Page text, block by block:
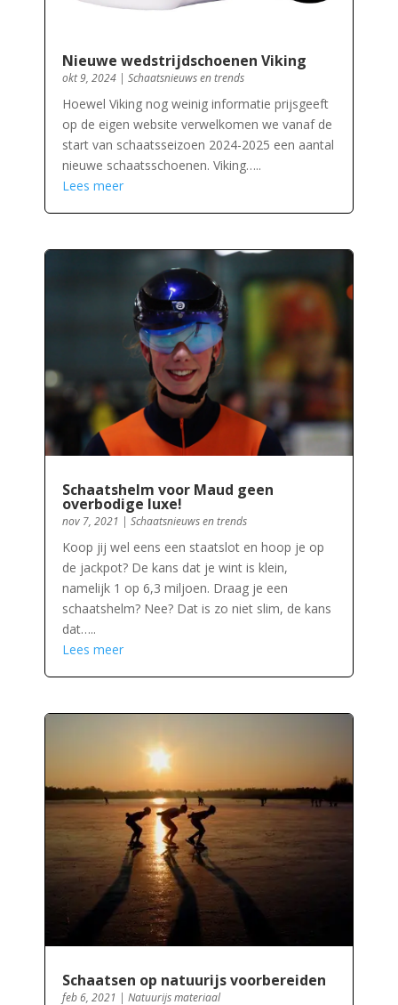
Nieuwe wedstrijdschoenen Viking
okt 9, 2024| Schaatsnieuws en trends
Hoewel Viking nog weinig informatie prijsgeeft
op de eigen website verwelkomen we vanaf de
start van schaatsseizoen 2024-2025 een aantal
nieuwe schaatsschoenen. Viking…..
Lees meer
Schaatshelm voor Maud geen
overbodige luxe!
nov 7, 2021 | Schaatsnieuws en trends
Koop jij wel eens een staatslot en hoop je op
de jackpot? De kans dat je wint is klein,
namelijk 1 op 6,3 miljoen. Draag je een
schaatshelm? Nee? Dat is zo niet slim, de kans
dat…..
Lees meer
Schaatsen op natuurijs voorbereiden
feb 6, 2021 | Natuurijs materiaal